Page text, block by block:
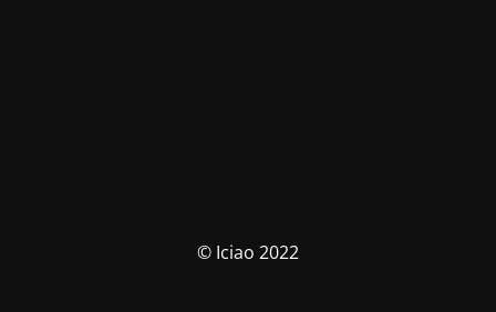
© Iciao 2022